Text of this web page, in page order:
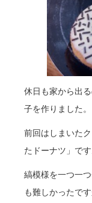
休日も家から出
子を作りました。
前回はしまいた
たドーナツ」です
縞模様を一つ一
も難しかったです